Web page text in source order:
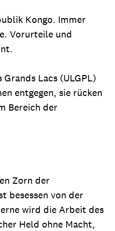
Kongo. Immer
Vorurteile und
Lacs (ULGPL)
entgegen, sie rücken
Bereich der
Zorn der
besessen von der
wird die Arbeit des
Held ohne Macht,